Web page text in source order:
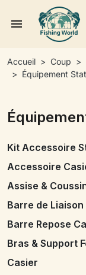
menu
Accueil Coup
Équipement
Kit Accessoire
Accessoire
Assise &
Barre de Liaison
Barre Repose
Bras & Support
Casier